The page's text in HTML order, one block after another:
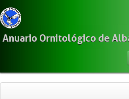
Anuario Ornitológico de